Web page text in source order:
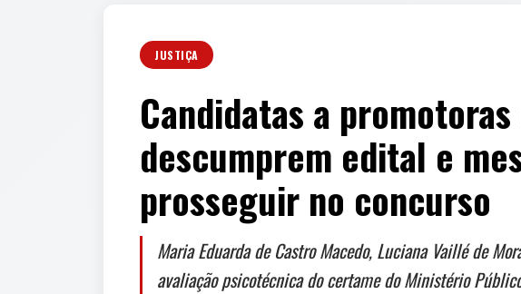
JUSTIÇA
Candidatas a
descumprem edital e
prosseguir no concurso
Maria Eduarda de Castro Macedo, Luciana Vaillé de
avaliação psicotécnica do certame do Ministério